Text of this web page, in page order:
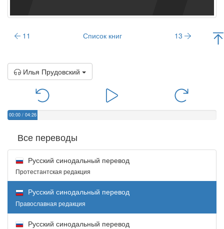
11 Список книг 13
Илья Прудовский
00:00 / 04:26
Все переводы
Русский синодальный перевод
Протестантская редакция
Русский синодальный перевод
Православная редакция
Русский синодальный перевод